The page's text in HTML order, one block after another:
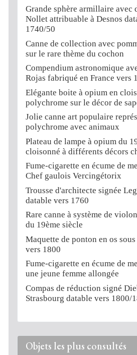
Grande sphère armillaire avec
Nollet attribuable à Desnos
1740/50
Canne de collection avec
sur le rare thème du cochon
Compendium astronomique
Rojas fabriqué en France vers
Elégante boite à opium en
polychrome sur le décor de
Jolie canne art populaire
polychrome avec animaux
Plateau de lampe à opium du
cloisonné à différents décors
Fume-cigarette en écume de
Chef gaulois Vercingétorix
Trousse d'architecte signée
datable vers 1760
Rare canne à système de
du 19ème siècle
Maquette de ponton en os
vers 1800
Fume-cigarette en écume de
une jeune femme allongée
Compas de réduction signé
Strasbourg datable vers 1800/
Objets les plus consultés